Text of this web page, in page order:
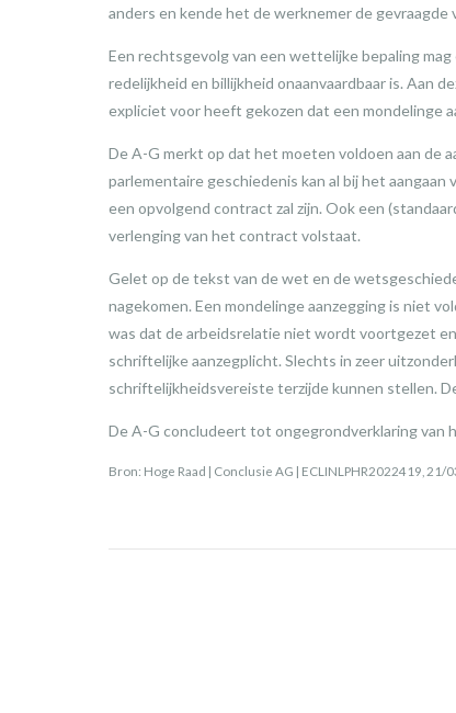
anders en kende het de werknemer de gevraagde
Een rechtsgevolg van een wettelijke bepaling
redelijkheid en billijkheid onaanvaardbaar is. Aan
expliciet voor heeft gekozen dat een mondelinge
De A-G merkt op dat het moeten voldoen aan de
parlementaire geschiedenis kan al bij het
een opvolgend contract zal zijn. Ook een
verlenging van het contract volstaat.
Gelet op de tekst van de wet en de
nagekomen. Een mondelinge aanzegging is niet
was dat de arbeidsrelatie niet wordt voortgezet
schriftelijke aanzegplicht. Slechts in zeer
schriftelijkheidsvereiste terzijde kunnen stellen.
De A-G concludeert tot ongegrondverklaring van
Bron: Hoge Raad | Conclusie AG | ECLINLPHR2022419, 21/